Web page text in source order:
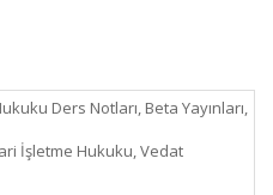
Ders Notları, Beta Yayınları,
İşletme Hukuku, Vedat